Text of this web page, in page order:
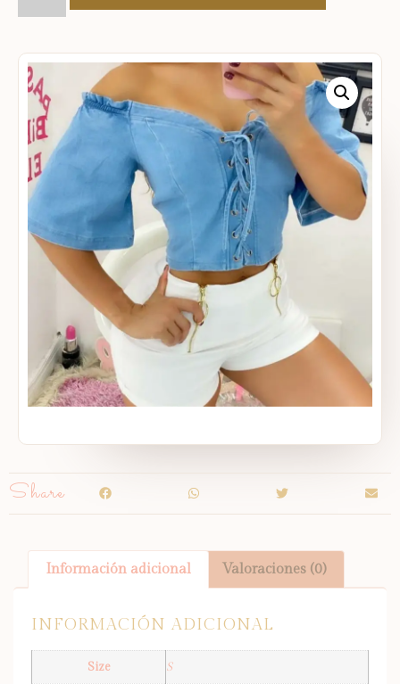
Share
Información adicional Valoraciones (0)
INFORMACIÓN ADICIONAL
Size S